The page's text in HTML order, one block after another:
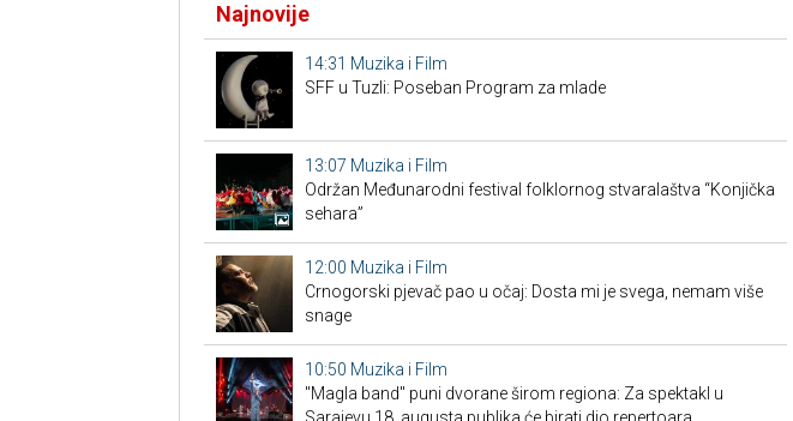
Najnovije
14:31 Muzika i Film
SFF u Tuzli: Poseban Program za mlade
13:07 Muzika i Film
Održan Međunarodni festival folklornog stvaralaštva “Konjička
sehara”
12:00 Muzika i Film
Crnogorski pjevač pao u očaj: Dosta mi je svega, nemam više
snage
10:50 Muzika i Film
"Magla band" puni dvorane širom regiona: Za spektakl u